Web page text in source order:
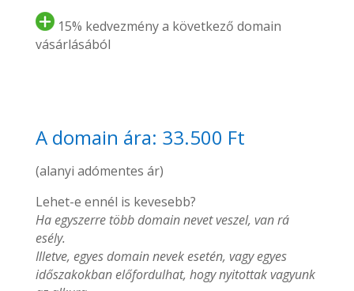
15% kedvezmény a következő domain
vásárlásából
A domain ára: 33.500 Ft
(alanyi adómentes ár)
Lehet-e ennél is kevesebb?
Ha egyszerre több domain nevet veszel, van rá
esély.
Illetve, egyes domain nevek esetén, vagy egyes
időszakokban előfordulhat, hogy nyitottak vagyunk